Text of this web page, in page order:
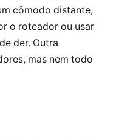
cômodo distante,
o roteador ou usar
der. Outra
mas nem todo